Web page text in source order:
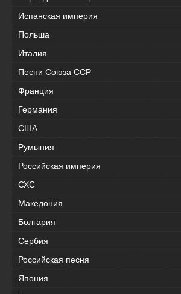
Испанская империя
Польша
Италия
Песни Союза ССР
Франция
Германия
США
Румыния
Российская империя
СХС
Македония
Болгария
Сербия
Российская песня
Япония